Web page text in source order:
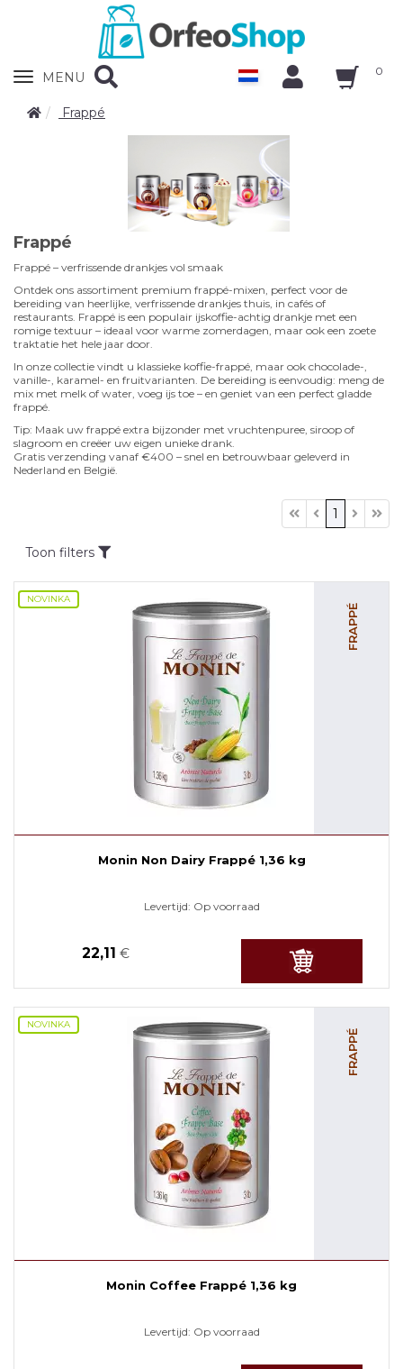
Zobrazit
MENU 0
Frappé
Frappé
Frappé – verfrissende drankjes vol smaak
Ontdek ons assortiment premium frappé-mixen, perfect voor de
bereiding van heerlijke, verfrissende drankjes thuis, in cafés of
restaurants. Frappé is een populair ijskoffie-achtig drankje met een
romige textuur – ideaal voor warme zomerdagen, maar ook een zoete
traktatie het hele jaar door.
In onze collectie vindt u klassieke koffie-frappé, maar ook chocolade-,
vanille-, karamel- en fruitvarianten. De bereiding is eenvoudig: meng de
mix met melk of water, voeg ijs toe – en geniet van een perfect gladde
frappé.
Tip: Maak uw frappé extra bijzonder met vruchtenpuree, siroop of
slagroom en creëer uw eigen unieke drank.
Gratis verzending vanaf €400 – snel en betrouwbaar geleverd in
Nederland en België.
1
Toon filters
NOVINKA
FRAPPÉ
Monin Non Dairy Frappé 1,36 kg
Levertijd: Op voorraad
22,11 €
NOVINKA
FRAPPÉ
Monin Coffee Frappé 1,36 kg
Levertijd: Op voorraad